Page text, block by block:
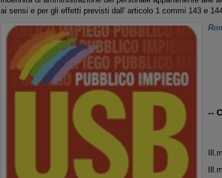
ai sensi e per gli effetti previsti dall' articolo 1 commi 143 e
--